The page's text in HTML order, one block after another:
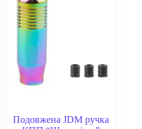
Подовжена JDM ручка